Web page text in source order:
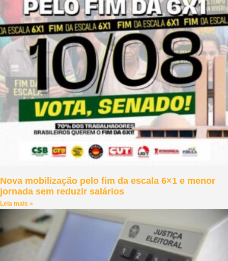
Nova mobilização pelo fim da escala 6×1 e menor
jornada sem reduzir salários
Leia mais »